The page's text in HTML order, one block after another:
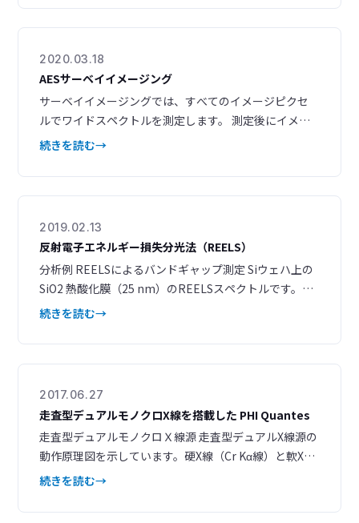
とで、多彩なアプリケーションに対応いたします。 関
連資料ダウンロード 内蔵型Arモノマー/GCIBデュアル
2020.03.18
AESサーベイイメージング
サーベイイメージングでは、すべてのイメージピクセ
ルでワイドスペクトルを測定します。 測定後にイメー
ジコントラストが異なる領域から、ワイドスペクトル
域から抽出されたワイドスペクトルを基準として、LLS
処理によるサーベイイメージの再構築ができる ワイド
に再構築ができ
続きを読む
2019.02.13
反射電子エネルギー損失分光法（REELS）
分析例 REELSによるバンドギャップ測定 Siウェハ上の
SiO2 熱酸化膜（25 nm）のREELSスペクトルです。入
射電子より 8.8 eV低いエネルギーからピークが立ち上が
できます。 図1. SiO2 の REELSスペクトル（入射電子：
1.5 keV） REELSによる有機フィルム中の水素含有量
続きを読む
2017.06.27
走査型デュアルモノクロX線を搭載した PHI Quantes
走査型デュアルモノクロＸ線源 走査型デュアルX線源の
動作原理図を示しています。硬X線（Cr Kα線）と軟X線
（Al Kα線）は、ソフトウェア上で短時間のうちに切り
ンソール PHI Quantes は、分光器や試料搬送系、各種
続きを読む